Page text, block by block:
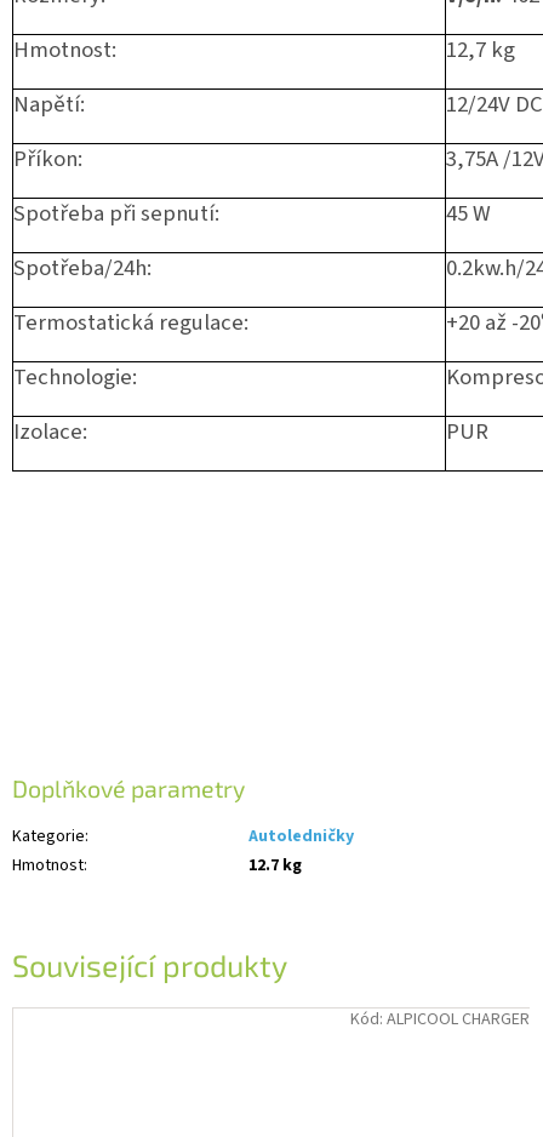
Související produkty
Kód: ALPICOOL CHARGER
Hmotnost:
12,7 kg
Napětí:
12/24V
Příkon:
3,75A /
Spotřeba při sepnutí:
45 W
Spotřeba/24h:
0.2kw.h/
Termostatická regulace:
+20 až -
Technologie:
Izolace:
PUR
Doplňkové parametry
Kategorie:
Autoledničky
Hmotnost: 12.7 kg